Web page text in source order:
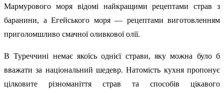
Мармурового моря відомі найкращими рецептами страв з
баранини, а Егейського моря — рецептами виготовленням
приголомшливо смачної оливкової олії.
В Туреччині немає якоїсь однієї страви, яку можна було б
вважати за національний шедевр. Натомість кухня пропонує
цілковите різноманіття страв та способів цікавого